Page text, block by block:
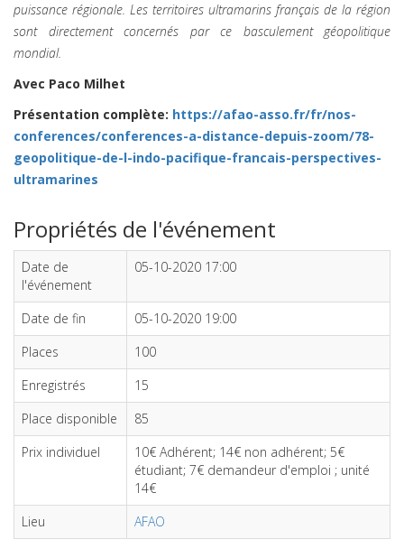
puissance régionale. Les territoires ultramarins français de la région
sont directement concernés par ce basculement géopolitique
mondial.
Avec Paco Milhet
Présentation complète: https://afao-asso.fr/fr/nos-
conferences/conferences-a-distance-depuis-zoom/78-
geopolitique-de-l-indo-pacifique-francais-perspectives-
ultramarines
Propriétés de l'événement
Date de
l'événement
05-10-2020 17:00
Date de fin
05-10-2020 19:00
Places
100
Enregistrés
15
Place disponible
85
Prix individuel
10€ Adhérent; 14€ non adhérent; 5€
étudiant; 7€ demandeur d'emploi ; unité
14€
Lieu
AFAO